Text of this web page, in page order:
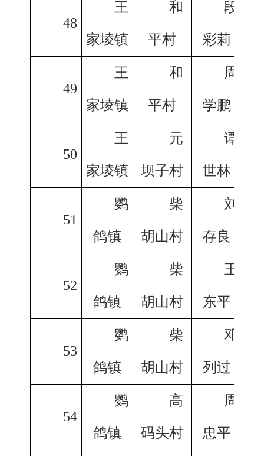
48
王
家堎镇
和
平村
段
彩莉
49
王
家堎镇
和
平村
周
学鹏
50
王
家堎镇
元
坝子村
谭
世林
51
鹦
鸽镇
柴
胡山村
刘
存良
52
鹦
鸽镇
柴
胡山村
王
东平
53
鹦
鸽镇
柴
胡山村
邓
列过
54
鹦
鸽镇
高
码头村
周
忠平